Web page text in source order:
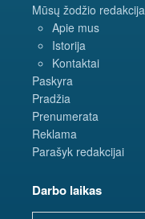
Mūsų žodžio redakcija
Apie mus
Istorija
Kontaktai
Paskyra
Pradžia
Prenumerata
Reklama
Parašyk redakcijai
Darbo laikas